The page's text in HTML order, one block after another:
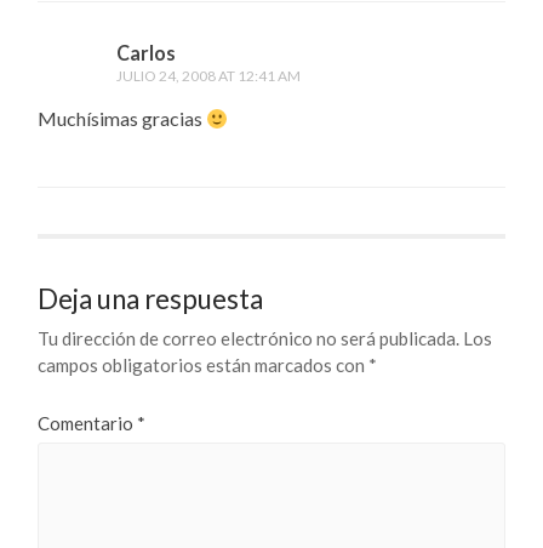
Carlos
JULIO 24, 2008 AT 12:41 AM
Muchísimas gracias
Deja una respuesta
Tu dirección de correo electrónico no será publicada. Los
campos obligatorios están marcados con *
Comentario *